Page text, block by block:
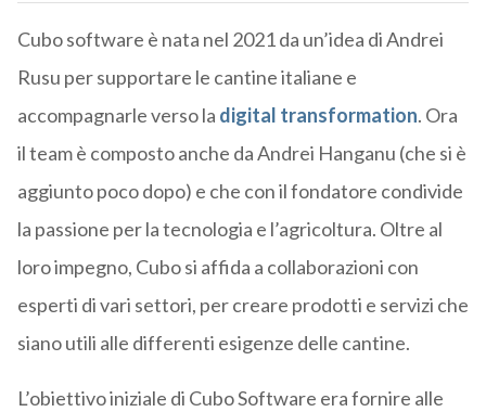
Cubo software è nata nel 2021 da un’idea di Andrei
Rusu per supportare le cantine italiane e
accompagnarle verso la digital transformation. Ora
il team è composto anche da Andrei Hanganu (che si è
aggiunto poco dopo) e che con il fondatore condivide
la passione per la tecnologia e l’agricoltura. Oltre al
loro impegno, Cubo si affida a collaborazioni con
esperti di vari settori, per creare prodotti e servizi che
siano utili alle differenti esigenze delle cantine.
L’obiettivo iniziale di Cubo Software era fornire alle